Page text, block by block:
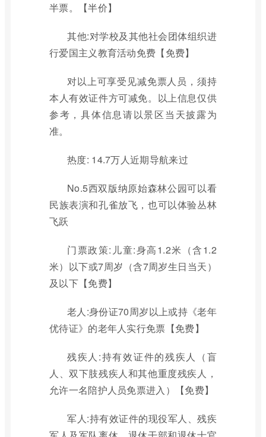
半票。【半价】
其他:对学校及其他社会团体组织进
行爱国主义教育活动免费【免费】
对以上可享受见减免票人员，须持
本人有效证件方可减免。以上信息仅供
参考，具体信息请以景区当天披露为
准。
热度: 14.7万人近期导航来过
No.5西双版纳原始森林公园可以看
民族表演和孔雀放飞，也可以体验丛林
飞跃
门票政策:儿童:身高1.2米（含1.2
米）以下或7周岁（含7周岁生日当天）
及以下【免费】
老人:身份证70周岁以上或持《老年
优待证》的老年人实行免票【免费】
残疾人:持有效证件的残疾人（盲
人、双下肢残疾人和其他重度残疾人，
允许一名陪护人员免票进入）【免费】
军人:持有效证件的现役军人、残疾